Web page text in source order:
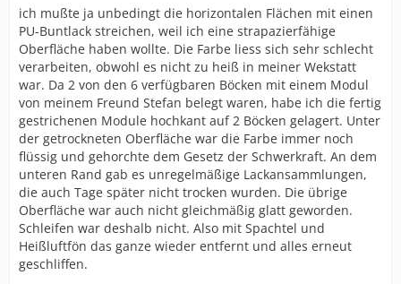
ich mußte ja unbedingt die horizontalen Flächen mit einen
PU-Buntlack streichen, weil ich eine strapazierfähige
Oberfläche haben wollte. Die Farbe liess sich sehr schlecht
verarbeiten, obwohl es nicht zu heiß in meiner Wekstatt
war. Da 2 von den 6 verfügbaren Böcken mit einem Modul
von meinem Freund Stefan belegt waren, habe ich die fertig
gestrichenen Module hochkant auf 2 Böcken gelagert. Unter
der getrockneten Oberfläche war die Farbe immer noch
flüssig und gehorchte dem Gesetz der Schwerkraft. An dem
unteren Rand gab es unregelmäßige Lackansammlungen,
die auch Tage später nicht trocken wurden. Die übrige
Oberfläche war auch nicht gleichmäßig glatt geworden.
Schleifen war deshalb nicht. Also mit Spachtel und
Heißluftfön das ganze wieder entfernt und alles erneut
geschliffen.